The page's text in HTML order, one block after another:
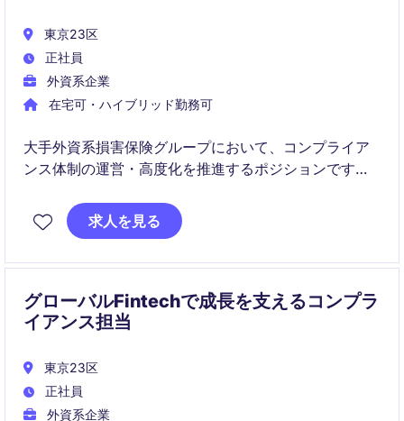
東京23区
正社員
外資系企業
在宅可・ハイブリッド勤務可
大手外資系損害保険グループにおいて、コンプライア
ンス体制の運営・高度化を推進するポジションです。
応、コンプライアンス文化の醸成に貢献いただきま
す。
求人を見る
グローバルFintechで成長を支えるコンプラ
イアンス担当
東京23区
正社員
外資系企業